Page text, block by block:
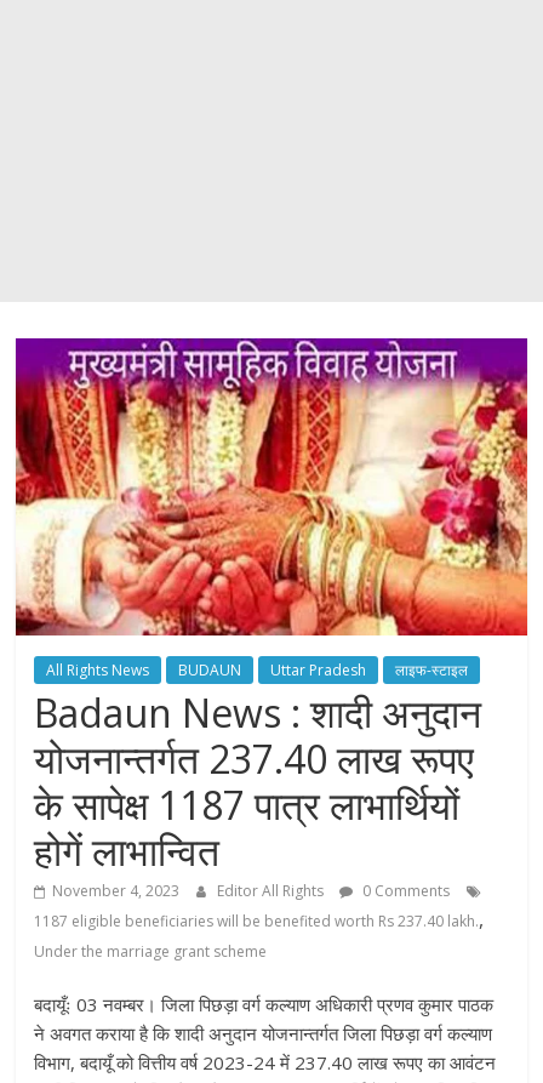
All Rights News BUDAUN Uttar Pradesh लाइफ-स्टाइल
Badaun News : शादी अनुदान
योजनान्तर्गत 237.40 लाख रूपए
के सापेक्ष 1187 पात्र लाभार्थियों
होगें लाभान्वित
November 4, 2023 Editor All Rights
0 Comments
1187 eligible beneficiaries will be benefited worth Rs 237.40 lakh.,
Under the marriage grant scheme
बदायूँः 03 नवम्बर। जिला पिछड़ा वर्ग कल्याण अधिकारी प्रणव कुमार पाठक
ने अवगत कराया है कि शादी अनुदान योजनान्तर्गत जिला पिछड़ा वर्ग कल्याण
विभाग, बदायूँ को वित्तीय वर्ष 2023-24 में 237.40 लाख रूपए का आवंटन